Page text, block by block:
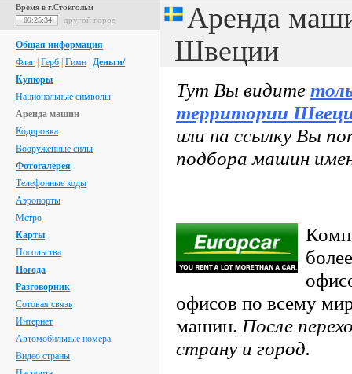
Время в г.Стокгольм
09:25:35 другой город
Общая информация
Флаг Герб Гимн Деньги/
Купюры
Национальные символы
Аренда машин
Кодировка
Вооруженные силы
Фотогалерея
Телефонные коды
Аэропорты
Метро
Карты
Посольства
Погода
Разговорник
Сотовая связь
Интернет
Автомобильные номера
Видео страны
Аренда
Швеции
Тут Вы видите
территории
или на ссылку Вы
подбора машин
офисов по всему
машин. После
страну и город.